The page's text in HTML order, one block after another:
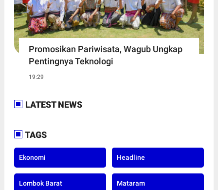
Promosikan Pariwisata, Wagub Ungkap
Pentingnya Teknologi
19:29
LATEST NEWS
TAGS
Ekonomi Headline
Lombok Barat Mataram